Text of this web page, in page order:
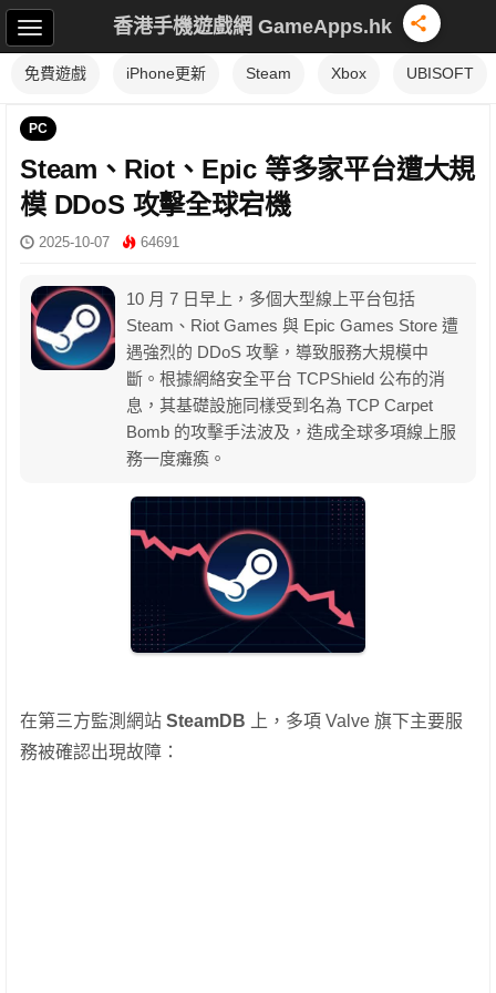
香港手機遊戲網 GameApps.hk
免費遊戲 iPhone更新 Steam Xbox UBISOFT
PC
Steam、Riot、Epic 等多家平台遭大規
模 DDoS 攻擊全球宕機
2025-10-07 64691
10 月 7 日早上，多個大型線上平台包括
Steam、Riot Games 與 Epic Games Store 遭
遇強烈的 DDoS 攻擊，導致服務大規模中
斷。根據網絡安全平台 TCPShield 公布的消
息，其基礎設施同樣受到名為 TCP Carpet
Bomb 的攻擊手法波及，造成全球多項線上服
務一度癱瘓。
在第三方監測網站 SteamDB 上，多項 Valve 旗下主要服
務被確認出現故障：